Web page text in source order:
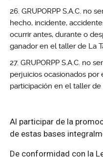
GRUPORPP S.A.C. no
hecho, incidente,
ocurrir antes, durante o
ganador en el taller de La
GRUPORPP S.A.C. no
perjuicios ocasionados por
participación en el taller de
Al participar de la
de estas bases
De conformidad con la